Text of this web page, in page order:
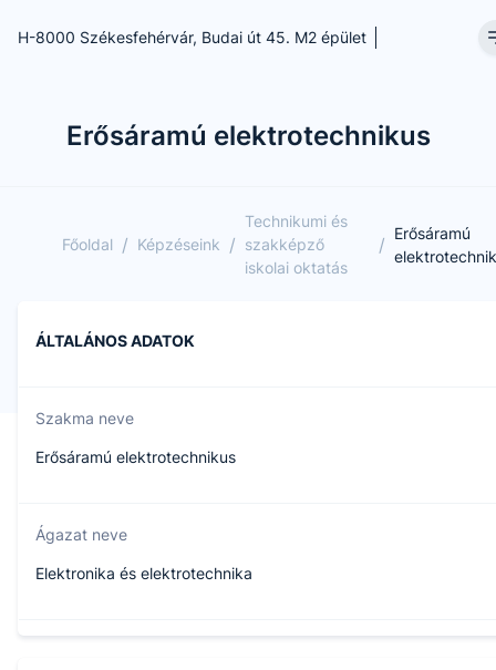
H-8000 Székesfehérvár, Budai út 45. M2 épület
Erősáramú elektrotechnikus
Főoldal / Képzéseink /
Technikumi és
szakképző
iskolai oktatás
/
Erősáramú
ÁLTALÁNOS ADATOK
Szakma neve
Erősáramú elektrotechnikus
Ágazat neve
Elektronika és elektrotechnika